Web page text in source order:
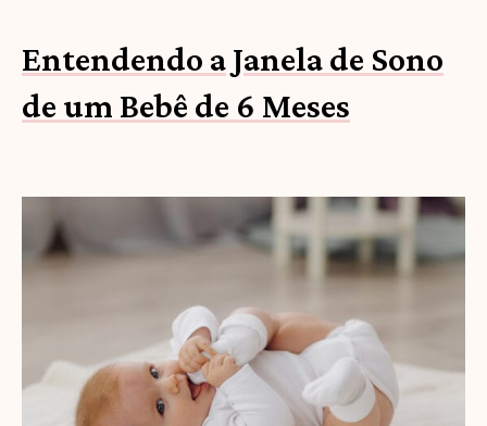
Entendendo a Janela de Sono
de um Bebê de 6 Meses